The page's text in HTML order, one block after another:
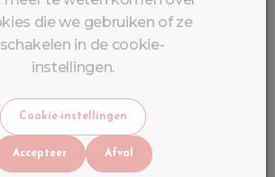
die we gebruiken of ze
in de cookie-
instellingen.
Cookie-instellingen
Accepteer Afval